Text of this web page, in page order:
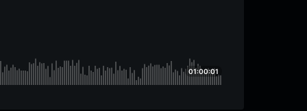
01:00:01